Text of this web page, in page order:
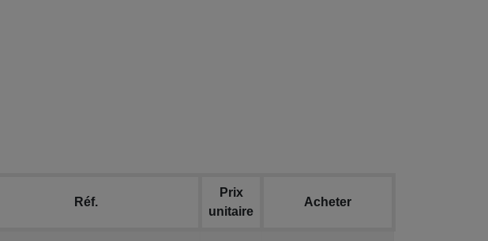
Réf.
Prix
unitaire
Acheter